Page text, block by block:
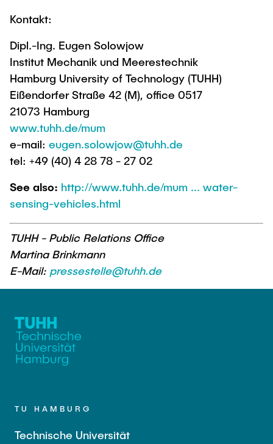
Kontakt:
Dipl.-Ing. Eugen Solowjow
Institut Mechanik und Meerestechnik
Hamburg University of Technology (TUHH)
Eißendorfer Straße 42 (M), office 0517
21073 Hamburg
www.tuhh.de/mum
e-mail: eugen.solowjow@tuhh.de
tel: +49 (40) 4 28 78 - 27 02
See also: http://www.tuhh.de/mum ... water-
sensing-vehicles.html
TUHH - Public Relations Office
Martina Brinkmann
E-Mail: pressestelle@tuhh.de
TU HAMBURG
Technische Universität